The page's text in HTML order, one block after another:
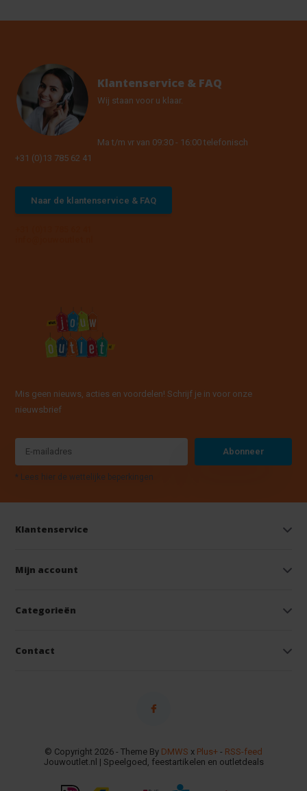
Klantenservice & FAQ
Wij staan voor u klaar.
Ma t/m vr van 09:30 - 16:00 telefonisch
+31 (0)13 785 62 41
Naar de klantenservice & FAQ
Mis geen nieuws, acties en voordelen! Schrijf je in voor onze
nieuwsbrief
Abonneer
* Lees hier de wettelijke beperkingen
Klantenservice
Mijn account
Categorieën
Contact
© Copyright 2026 - Theme By DMWS x Plus+ - RSS-feed
Jouwoutlet.nl | Speelgoed, feestartikelen en outletdeals